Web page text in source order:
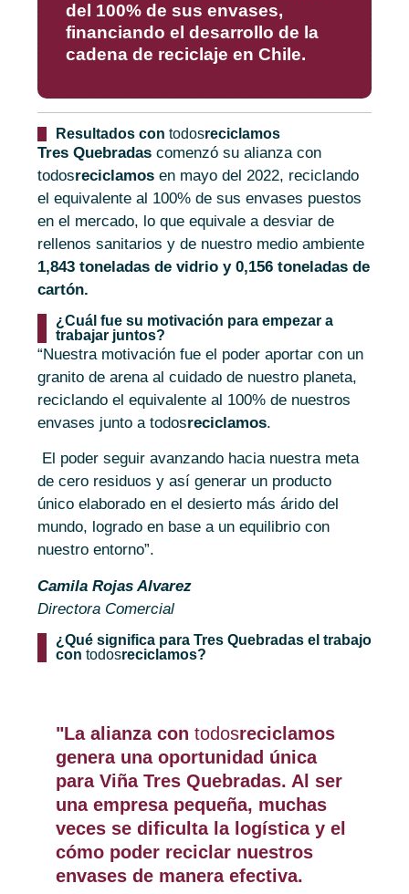
del 100% de sus envases,
financiando el desarrollo de la
cadena de reciclaje en Chile.
Resultados con todosreciclamos
Tres Quebradascomenzó su alianza con
todosreciclamosen mayo del 2022, reciclando
el equivalente al 100% de sus envases puestos
en el mercado, lo que equivale a desviar de
rellenos sanitarios y de nuestro medio ambiente
1,843 toneladas de vidrio y 0,156 toneladas de
cartón.
¿Cuál fue su motivación para empezar a
trabajar juntos?
“Nuestra motivación fue el poder aportar con un
granito de arena al cuidado de nuestro planeta,
reciclando el equivalente al 100% de nuestros
envases junto a todosreciclamos.
El poder seguir avanzando hacia nuestra meta
de cero residuos y así generar un producto
único elaborado en el desierto más árido del
mundo, logrado en base a un equilibrio con
nuestro entorno”.
Camila Rojas Alvarez
Directora Comercial
¿Qué significa para Tres Quebradas el trabajo
con todosreciclamos?
"La alianza con todosreciclamos
genera una oportunidad única
para Viña Tres Quebradas. Al ser
una empresa pequeña, muchas
veces se dificulta la logística y el
cómo poder reciclar nuestros
envases de manera efectiva.